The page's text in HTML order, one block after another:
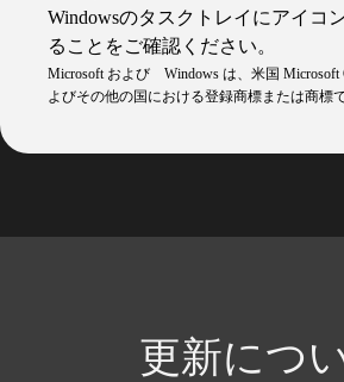
Windowsのタスクトレイにアイコ
ることをご確認ください。
Microsoft および Windows は、米国 Microsoft
よびその他の国における登録商標または商標で
更新につ